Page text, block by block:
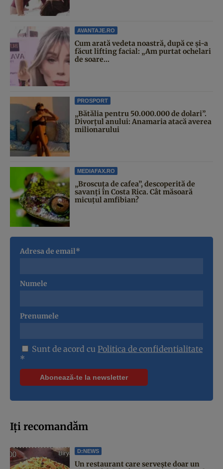
AVANTAJE.RO
Cum arată vedeta noastră, după ce și-a
făcut lifting facial: „Am purtat ochelari
de soare...
PROSPORT
„Bătălia pentru 50.000.000 de dolari”.
Divorțul anului: Anamaria atacă averea
milionarului
MEDIAFAX.RO
„Broscuța de cafea”, descoperită de
savanți în Costa Rica. Cât măsoară
micuțul amfibian?
Adresa de email*
Numele
Prenumele
Sunt de acord cu Politica de confidentialitate
*
Iți recomandăm
D:NEWS
Un restaurant care servește doar un